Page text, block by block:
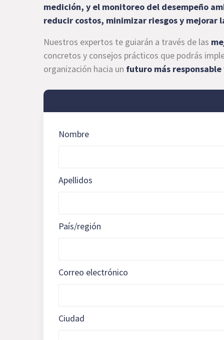
medición, y el monitoreo del desempeño
reducir costos, minimizar riesgos y mejorar
Nuestros expertos te guiarán a través de las
concretos y consejos prácticos que podrás
organización hacia un futuro más
Nombre
Apellidos
País/región
Correo electrónico
Ciudad